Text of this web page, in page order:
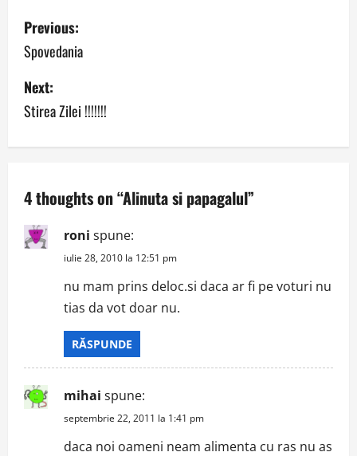
P
o
s
t
n
a
v
i
i
o
Previous:
Spovedania
Next:
Stirea Zilei !!!!!!!
4 thoughts on “Alinuta si papagalul”
roni spune:
iulie 28, 2010 la 12:51 pm
nu mam prins deloc.si daca ar fi pe voturi nu
tias da vot doar nu.
RĂSPUNDE
mihai spune:
septembrie 22, 2011 la 1:41 pm
daca noi oameni neam alimenta cu ras nu as